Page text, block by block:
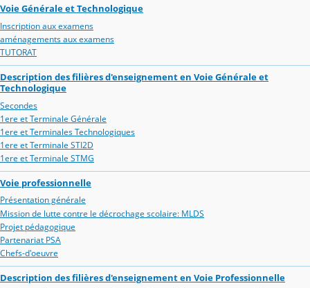
Voie Générale et Technologique
Inscription aux examens
aménagements aux examens
TUTORAT
Description des filières d'enseignement en Voie Générale et
Technologique
Secondes
1ere et Terminale Générale
1ere et Terminales Technologiques
1ere et Terminale STI2D
1ere et Terminale STMG
Voie professionnelle
Présentation générale
Mission de lutte contre le décrochage scolaire: MLDS
Projet pédagogique
Partenariat PSA
Chefs-d'oeuvre
Description des filières d'enseignement en Voie Professionnelle